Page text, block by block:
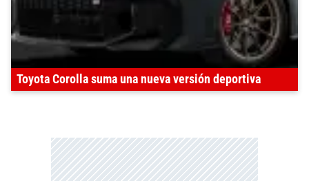
Toyota Corolla suma una nueva versión deportiva